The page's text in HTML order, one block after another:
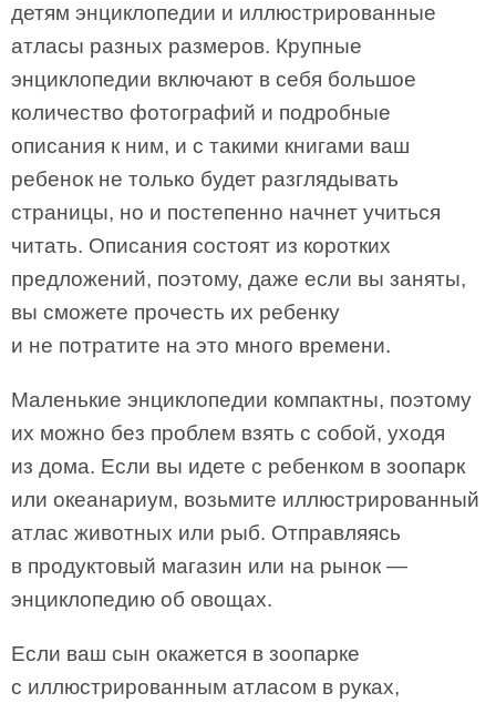
детям энциклопедии и иллюстрированные
атласы разных размеров. Крупные
энциклопедии включают в себя большое
количество фотографий и подробные
описания к ним, и с такими книгами ваш
ребенок не только будет разглядывать
страницы, но и постепенно начнет учиться
читать. Описания состоят из коротких
предложений, поэтому, даже если вы заняты,
вы сможете прочесть их ребенку
и не потратите на это много времени.
Маленькие энциклопедии компактны, поэтому
их можно без проблем взять с собой, уходя
из дома. Если вы идете с ребенком в зоопарк
или океанариум, возьмите иллюстрированный
атлас животных или рыб. Отправляясь
в продуктовый магазин или на рынок —
энциклопедию об овощах.
Если ваш сын окажется в зоопарке
с иллюстрированным атласом в руках,